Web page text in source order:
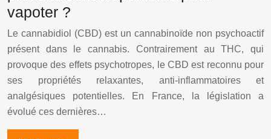
vapoter ?
Le cannabidiol (CBD) est un cannabinoïde non psychoactif
présent dans le cannabis. Contrairement au THC, qui
provoque des effets psychotropes, le CBD est reconnu pour
ses propriétés relaxantes, anti-inflammatoires et
analgésiques potentielles. En France, la législation a
évolué ces dernières…